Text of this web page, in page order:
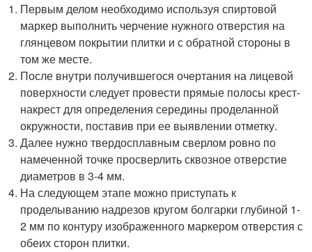
Первым делом необходимо используя спиртовой
маркер выполнить черчение нужного отверстия на
глянцевом покрытии плитки и с обратной стороны в
том же месте.
После внутри получившегося очертания на лицевой
поверхности следует провести прямые полосы крест-
накрест для определения середины проделанной
окружности, поставив при ее выявлении отметку.
Далее нужно твердосплавным сверлом ровно по
намеченной точке просверлить сквозное отверстие
диаметров в 3-4 мм.
На следующем этапе можно приступать к
проделыванию надрезов кругом болгарки глубиной 1-
2 мм по контуру изображенного маркером отверстия с
обеих сторон плитки.